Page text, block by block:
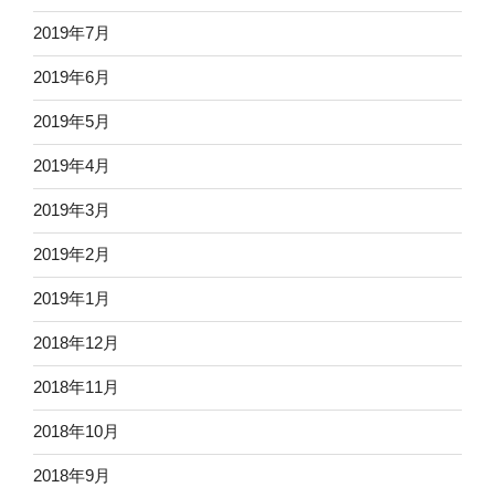
2019年7月
2019年6月
2019年5月
2019年4月
2019年3月
2019年2月
2019年1月
2018年12月
2018年11月
2018年10月
2018年9月